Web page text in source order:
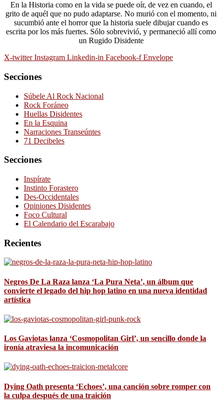
En la Historia como en la vida se puede oír, de vez en cuando, el
grito de aquél que no pudo adaptarse. No murió con el momento, ni
sucumbió ante el horror que la historia suele dibujar cuando es
escrita por los más fuertes. Sólo sobrevivió, y permaneció allí como
un Rugido Disidente
X-twitter Instagram Linkedin-in Facebook-f Envelope
Secciones
Súbele Al Rock Nacional
Rock Foráneo
Huellas Disidentes
En la Esquina
Narraciones Transeúntes
71 Decibeles
Secciones
Inspírate
Instinto Forastero
Des-Occidentales
Opiniones Disidentes
Foco Cultural
El Calendario del Escarabajo
Recientes
Negros De La Raza lanza ‘La Pura Neta’, un álbum que
convierte el legado del hip hop latino en una nueva identidad
artística
Los Gaviotas lanza ‘Cosmopolitan Girl’, un sencillo donde la
ironía atraviesa la incomunicación
Dying Oath presenta ‘Echoes’, una canción sobre romper con
la culpa después de una traición